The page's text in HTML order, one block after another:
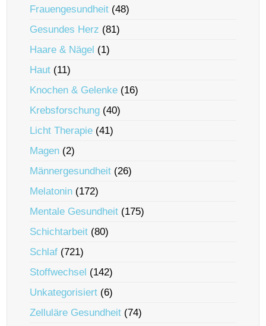
Frauengesundheit (48)
Gesundes Herz (81)
Haare & Nägel (1)
Haut (11)
Knochen & Gelenke (16)
Krebsforschung (40)
Licht Therapie (41)
Magen (2)
Männergesundheit (26)
Melatonin (172)
Mentale Gesundheit (175)
Schichtarbeit (80)
Schlaf (721)
Stoffwechsel (142)
Unkategorisiert (6)
Zelluläre Gesundheit (74)